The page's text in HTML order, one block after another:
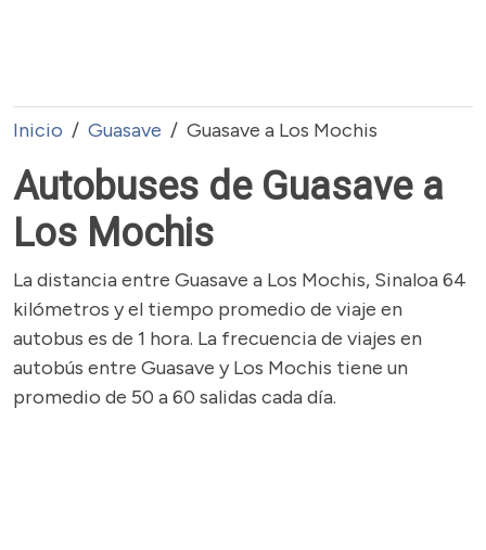
Inicio Guasave Guasave a Los Mochis
Autobuses de Guasave a
Los Mochis
La distancia entre Guasave a Los Mochis, Sinaloa 64
kilómetros y el tiempo promedio de viaje en
autobus es de 1 hora. La frecuencia de viajes en
autobús entre Guasave y Los Mochis tiene un
promedio de 50 a 60 salidas cada día.